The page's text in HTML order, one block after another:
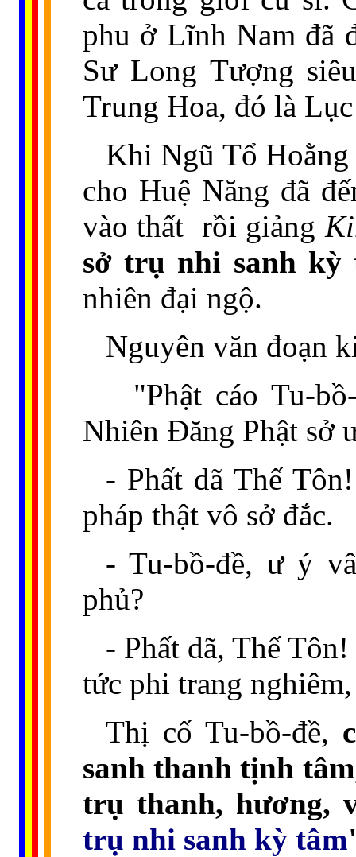
phu ở Lĩnh Nam đã
Sư Long Tượng
Trung Hoa, đó là
Khi Ngũ Tổ Hoằng
cho Huệ Năng đã
vào thất rồi giảng
sở trụ nhi sanh kỳ
nhiên đại ngộ.
Nguyên văn đoạn
"Phật cáo Tu-
Nhiên Đăng Phật sở
- Phất dã Thế
pháp thật vô sở đắc.
- Tu-bồ-đề, ư ý
phủ?
- Phất dã, Thế
tức phi trang
Thị cố Tu-bồ-đề,
sanh thanh tịnh tâm
trụ thanh, hương,
trụ nhi sanh kỳ tâm